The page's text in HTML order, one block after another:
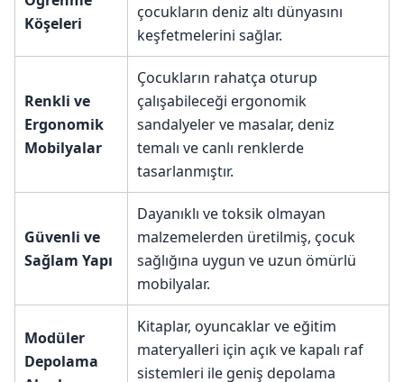
Köşeleri
çocukların deniz altı dünyasını
keşfetmelerini sağlar.
Renkli ve
Ergonomik
Mobilyalar
Çocukların rahatça oturup
çalışabileceği ergonomik
sandalyeler ve masalar, deniz
temalı ve canlı renklerde
tasarlanmıştır.
Güvenli ve
Sağlam Yapı
Dayanıklı ve toksik olmayan
malzemelerden üretilmiş, çocuk
sağlığına uygun ve uzun ömürlü
mobilyalar.
Modüler
Depolama
Kitaplar, oyuncaklar ve eğitim
materyalleri için açık ve kapalı raf
sistemleri ile geniş depolama